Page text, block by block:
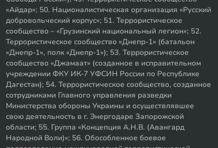
«Айдар»; 50. Националистическая организация «Русский
добровольческий корпус»; 51. Террористическое
сообщество – «Грузинский национальный легион»; 52.
Террористическое сообщество «Днепр-1» (батальон
«Днепр-1», полк «Днепр-1»); 53. Террористическое
сообщество «Джамаат» (созданное в исправительном
учреждении ФКУ ИК-7 УФСИН России по Республике
Дагестан); 54. Террористическое сообщество, созданное
сотрудниками Главного управления разведки
Министерства обороны Украины и осуществлявшее
свою деятельность в г. Энергодаре Запорожской
области; 55. Группа «Концепция А.Н.В. (Авангард
Народной Воли)»; 56. Обособленное боевое